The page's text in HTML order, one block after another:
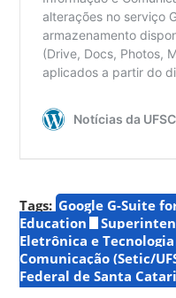
Tags: Google G-Suite
Education
Eletrônica e
Comunicação (Setic/
Federal de Santa